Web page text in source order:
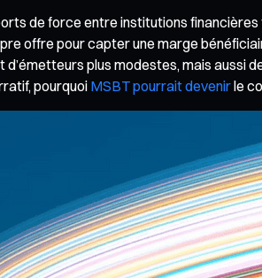
de force entre institutions
offre pour capter une marge
plus modestes, mais aussi
pourquoi MSBT pourrait devenirle